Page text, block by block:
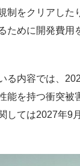
制をクリアし
ために開発費用
る内容では、
能を持つ衝突被
しては2027年9